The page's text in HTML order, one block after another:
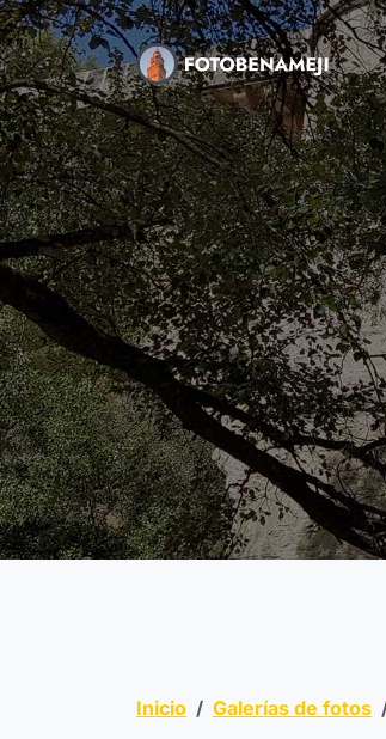
Inicio Galerías de fotos